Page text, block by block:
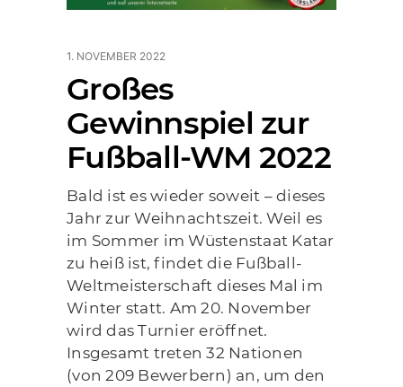
1. NOVEMBER 2022
Großes
Gewinnspiel zur
Fußball-WM 2022
Bald ist es wieder soweit – dieses
Jahr zur Weihnachtszeit. Weil es
im Sommer im Wüstenstaat Katar
zu heiß ist, findet die Fußball-
Weltmeisterschaft dieses Mal im
Winter statt. Am 20. November
wird das Turnier eröffnet.
Insgesamt treten 32 Nationen
(von 209 Bewerbern) an, um den